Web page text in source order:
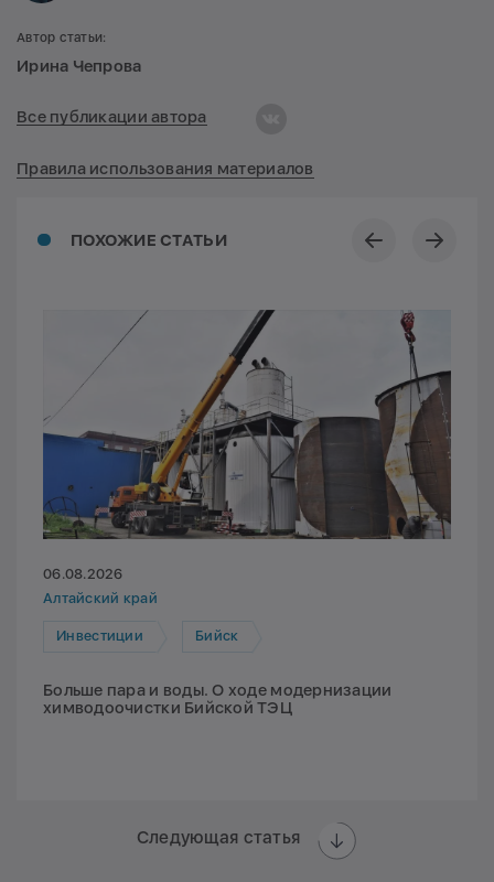
ПОХОЖИЕ СТАТЬИ
06.08.2026
Алтайский край
Инвестиции Бийск
Больше пара и воды. О ходе модернизации
химводоочистки Бийской ТЭЦ
Следующая статья
Автор статьи:
Ирина Чепрова
Все публикации автора
Правила использования материалов